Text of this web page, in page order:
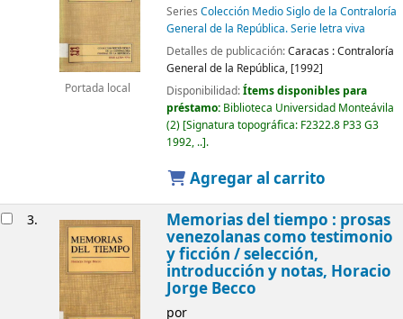
Portada local
Series Colección Medio Siglo de la Contraloría
General de la República. Serie letra viva
Detalles de publicación:Caracas :Contraloría
General de la República, [1992]
Disponibilidad:Ítems disponibles para
préstamo: Biblioteca Universidad Monteávila
(2) Signatura topográfica: F2322.8 P33 G3
1992, .. .
Agregar al carrito
3. Memorias del tiempo : prosas
venezolanas como testimonio
y ficción /selección,
introducción y notas, Horacio
Jorge Becco
por